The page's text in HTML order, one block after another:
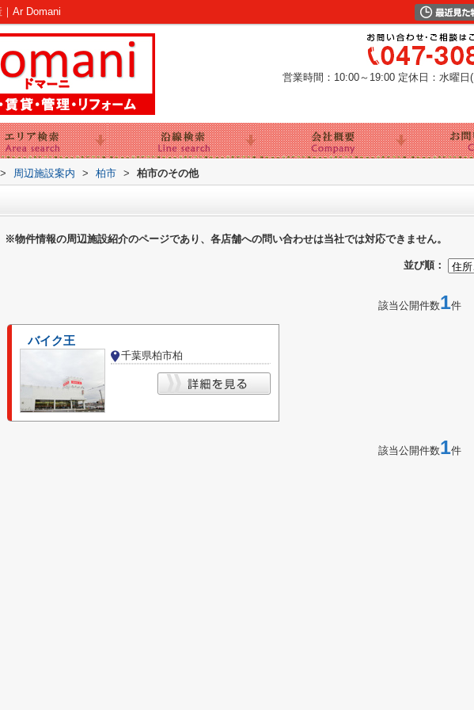
Ar Domani
営業時間：10:00～19:00 定休日：水曜日
> 周辺施設案内 > 柏市 > 柏市のその他
※物件情報の周辺施設紹介のページであり、各店舗への問い合わせは当社では対応できません。
並び順：
該当公開件数1件
バイク王
千葉県柏市柏
該当公開件数1件